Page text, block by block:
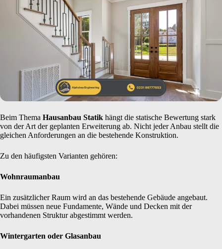
Beim Thema Hausanbau Statik hängt die statische Bewertung stark
von der Art der geplanten Erweiterung ab. Nicht jeder Anbau stellt die
gleichen Anforderungen an die bestehende Konstruktion.
Zu den häufigsten Varianten gehören:
Wohnraumanbau
Ein zusätzlicher Raum wird an das bestehende Gebäude angebaut.
Dabei müssen neue Fundamente, Wände und Decken mit der
vorhandenen Struktur abgestimmt werden.
Wintergarten oder Glasanbau